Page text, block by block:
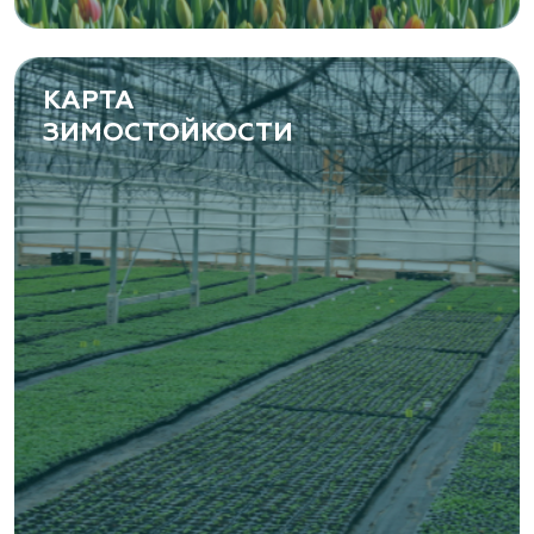
(8482) 650 010
www.yoly-paly.ru
«ВЕНЕВ» питомник растений
Тульская область, Венёвский р-н, село
Борщевое, улица Лесная, д. 13
8 963 224 87 99
https://www.venev1.ru/
«ВЕНЕВ» питомник растений
Тульская область, Венёвский р-н, село
Борщевое, улица Лесная, д. 13
8 963 224 87 99
КАРТА
ЗИМОСТОЙКОСТИ